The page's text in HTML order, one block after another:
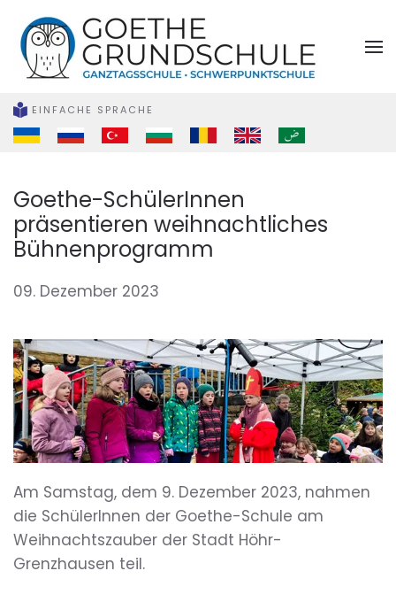
Zum Hauptinhalt springen
EINFACHE SPRACHE
Goethe-SchülerInnen
präsentieren weihnachtliches
Bühnenprogramm
09. Dezember 2023
Am Samstag, dem 9. Dezember 2023, nahmen
die SchülerInnen der Goethe-Schule am
Weihnachtszauber der Stadt Höhr-
Grenzhausen teil.